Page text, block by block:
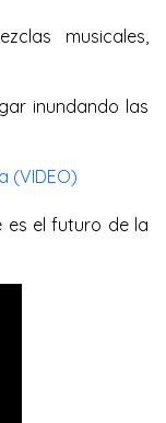
musicales,
inundando las
(VIDEO)
es el futuro de la